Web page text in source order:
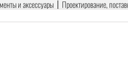
и аксессуары │ Проектирование,